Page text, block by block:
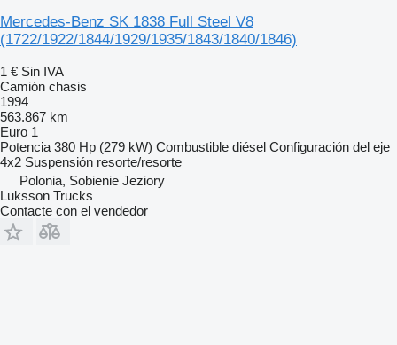
Mercedes-Benz SK 1838 Full Steel V8
(1722/1922/1844/1929/1935/1843/1840/1846)
1 € Sin IVA
Camión chasis
1994
563.867 km
Euro 1
Potencia 380 Hp (279 kW) Combustible diésel Configuración del eje
4x2 Suspensión resorte/resorte
Polonia, Sobienie Jeziory
Luksson Trucks
Contacte con el vendedor